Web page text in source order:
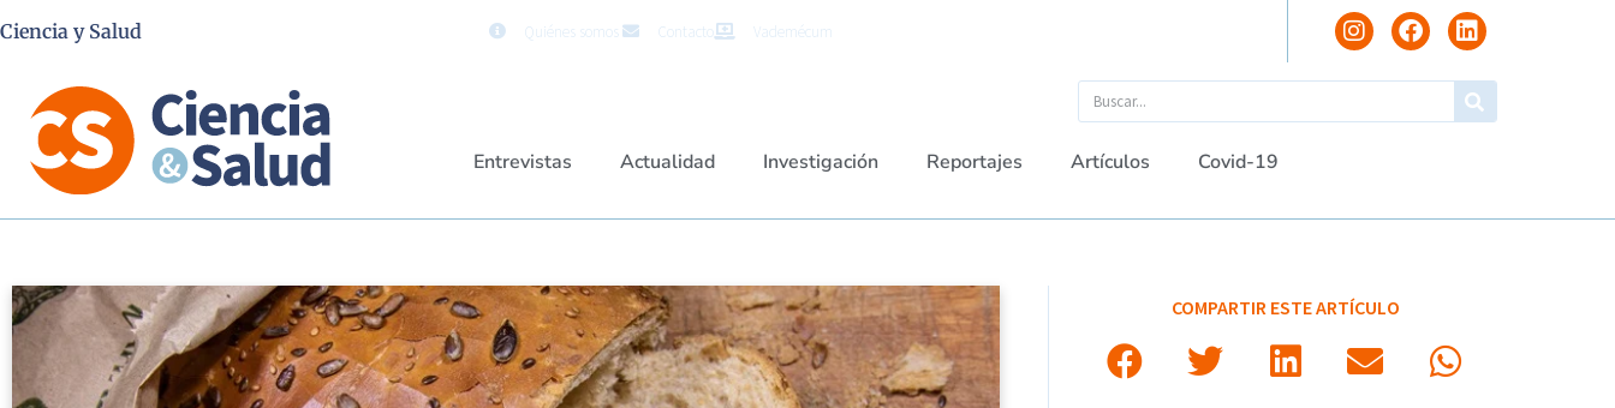
Ciencia y Salud Quiénes somos Contacto Vademécum
Entrevistas Actualidad Investigación Reportajes Artículos Covid-19
COMPARTIR ESTE ARTÍCULO